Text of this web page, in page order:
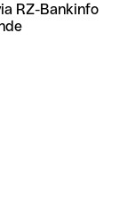
RZ-Bankinfo